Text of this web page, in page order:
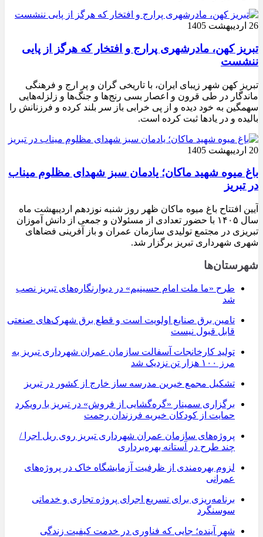
26 اردیبهشت 1405
تبریز کهن، مادرشهری پرارج و افتخار که هرگز از پایی
ننشست
تبریز کهن شهر زیبای ایران، با تاریخی گران و پر ارج و فرهنگی
ماندگار در طی قرون و اعصار بسی رنج‌ها و جنگ‌ها و زلزله‌هایی
سهمگین به خود دیده و از پی خرابی باز سر بلند کرده و فرزنانش را
بالیده و در یادها ثبت کرده است.
20 اردیبهشت 1405
باغ میوه شهید ماکان؛ یادمان سبز شهدای مظلوم میناب
در تبریز
آیین افتتاح باغ میوه ماکان ظهر روز شنبه نوزدهم اردیبهشت ماه
سال ۱۴۰۵ با حضور تعدادی از مسئولان و جمعی از دانش آموزان
تبریزی در مجتمع تولیدی سازمان عمران و باز آفرینی فضاهای
شهری شهرداری تبریز برگزار شد.
شهرستان‌ها
طرح «ما ملت امام حسینیم» در دیوارنگاره‌های تبریز نصب
شد
تامین برق صنایع اولویت است و قطع برق شهرک‌های صنعتی
قابل قبول نیست
تولید کارخانجات آسفالت سازمان عمران شهرداری تبریز به
مرز ۱۰۰ هزار تن نزدیک شد
تشکیل مجمع خیرین مدرسه ‌ساز خارج از کشور در تبریز
برگزاری سمینار «گره‌گشایی از فروش» در تبریز با رویکرد
حمایت از کودکان خیریه فرزندان رحمت
پروژه‌های سازمان عمران شهرداری تبریز روی ریل اجرا /
چند طرح در آستانه بهره‌برداری
لزوم بهره‌مندی از ظرفیت آزمایشگاه خاک در پروژه‌های
عمرانی
برنامه‌ریزی برای تسریع اجرای پروژه تجاری و خدماتی
سوسنگرد
شهر آینده؛ جایی که فناوری در خدمت کیفیت زندگی